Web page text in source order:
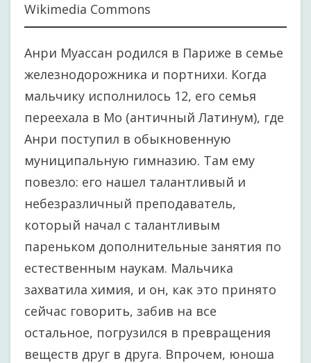
Wikimedia Commons
Анри Муассан родился в Париже в семье
железнодорожника и портнихи. Когда
мальчику исполнилось 12, его семья
переехала в Мо (античный Латинум), где
Анри поступил в обыкновенную
муниципальную гимназию. Там ему
повезло: его нашел талантливый и
небезразличный преподаватель,
который начал с талантливым
пареньком дополнительные занятия по
естественным наукам. Мальчика
захватила химия, и он, как это принято
сейчас говорить, забив на все
остальное, погрузился в превращения
веществ друг в друга. Впрочем, юноша